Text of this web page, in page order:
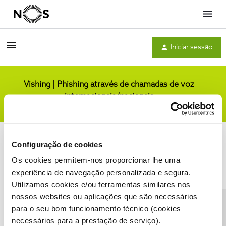
Configuração de cookies
Os cookies permitem-nos proporcionar lhe uma
experiência de navegação personalizada e segura.
Utilizamos cookies e/ou ferramentas similares nos
nossos websites ou aplicações que são necessários
para o seu bom funcionamento técnico (cookies
necessários para a prestação de serviço).
Menu
Iniciar sessão
Vishing | Phishing através de chamadas de voz
internacionais/nacionais
Condições do Fórum NOS Accessibility statement